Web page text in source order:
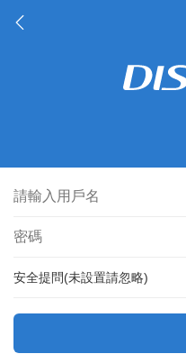
安全提問(未設置請忽略)